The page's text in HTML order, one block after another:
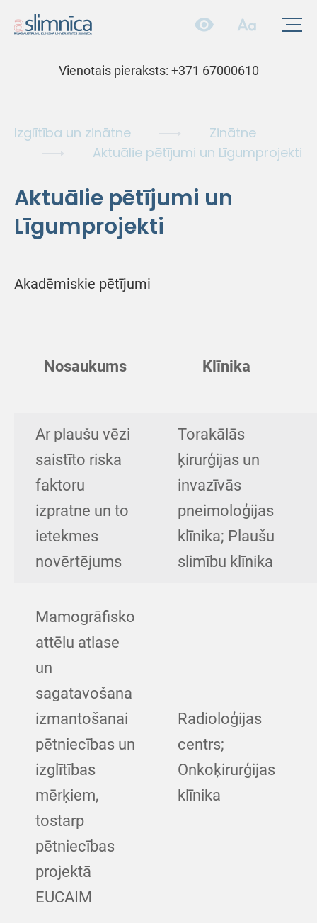
Vienotais pieraksts: +371 67000610
Izglītība un zinātne
Zinātne
Aktuālie pētījumi un Līgumprojekti
Aktuālie pētījumi un
Līgumprojekti
Akadēmiskie pētījumi
Nosaukums Klīnika
Ar plaušu vēzi
saistīto riska
faktoru
izpratne un to
ietekmes
novērtējums
Torakālās
ķirurģijas un
invazīvās
pneimoloģijas
klīnika; Plaušu
slimību klīnika
Mamogrāfisko
attēlu atlase
un
sagatavošana
izmantošanai
pētniecības un
izglītības
mērķiem,
tostarp
pētniecības
projektā
EUCAIM
Radioloģijas
centrs;
Onkoķirurģijas
klīnika